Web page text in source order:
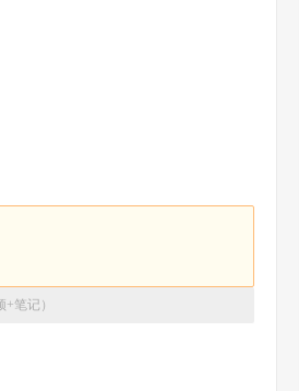
笔记）